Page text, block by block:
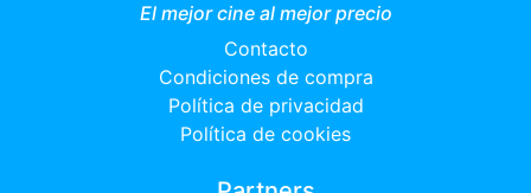
El mejor cine al mejor precio
Contacto
Condiciones de compra
Política de privacidad
Política de cookies